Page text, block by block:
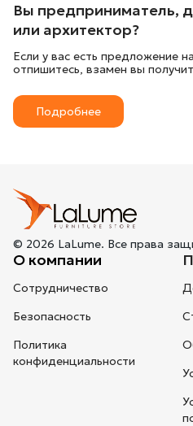
Вы предприниматель,
или архитектор?
Если у вас есть предложение
отпишитесь, взамен вы
Подробнее
© 2026 LaLume. Все права
О компании
Сотрудничество
Безопасность
Политика
конфиденциальности